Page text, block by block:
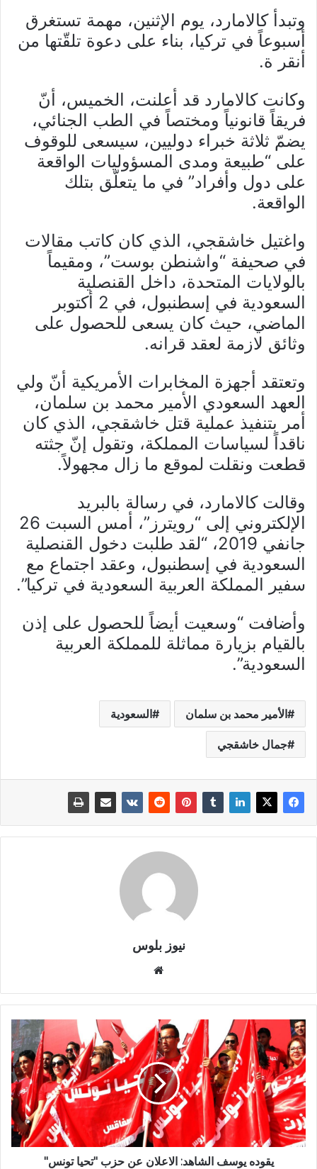
وتبدأ كالامارد، يوم الإثنين، مهمة تستغرق
أسبوعاً في تركيا، بناء على دعوة تلقّتها من
أنقر ة.
وكانت كالامارد قد أعلنت، الخميس، أنّ
فريقاً قانونياً ومختصاً في الطب الجنائي،
يضمّ ثلاثة خبراء دوليين، سيسعى للوقوف
على “طبيعة ومدى المسؤوليات الواقعة
على دول وأفراد” في ما يتعلّق بتلك
الواقعة.
واغتيل خاشقجي، الذي كان كاتب مقالات
في صحيفة “واشنطن بوست”، ومقيماً
بالولايات المتحدة، داخل القنصلية
السعودية في إسطنبول، في 2 أكتوبر
الماضي، حيث كان يسعى للحصول على
وثائق لازمة لعقد قرانه.
وتعتقد أجهزة المخابرات الأمريكية أنّ ولي
العهد السعودي الأمير محمد بن سلمان،
أمر بتنفيذ عملية قتل خاشقجي، الذي كان
ناقداً لسياسات المملكة، وتقول إنّ جثته
قطعت ونقلت لموقع ما زال مجهولاً.
وقالت كالامارد، في رسالة بالبريد
الإلكتروني إلى “رويترز”، أمس السبت 26
جانفي 2019، “لقد طلبت دخول القنصلية
السعودية في إسطنبول، وعقد اجتماع مع
سفير المملكة العربية السعودية في تركيا”.
وأضافت “وسعيت أيضاً للحصول على إذن
بالقيام بزيارة مماثلة للمملكة العربية
السعودية”.
الأمير محمد بن سلمان السعودية
جمال خاشقجي
نيوز بلوس
يقوده يوسف الشاهد: الاعلان عن حزب "تحيا تونس"